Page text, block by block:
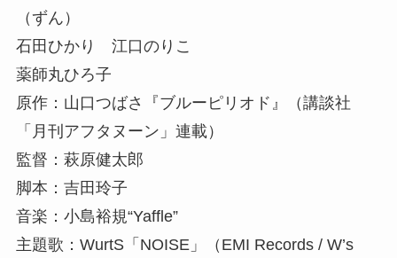
（ずん）
石田ひかり 江口のりこ
薬師丸ひろ子
原作：山口つばさ『ブルーピリオド』（講談社
「月刊アフタヌーン」連載）
監督：萩原健太郎
脚本：吉田玲子
音楽：小島裕規“Yaffle”
主題歌：WurtS「NOISE」（EMI Records / W’s